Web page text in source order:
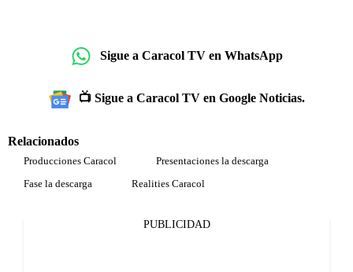
Sigue a Caracol TV en WhatsApp
📺 Sigue a Caracol TV en Google Noticias.
Relacionados
Producciones Caracol
Presentaciones la descarga
Fase la descarga
Realities Caracol
PUBLICIDAD